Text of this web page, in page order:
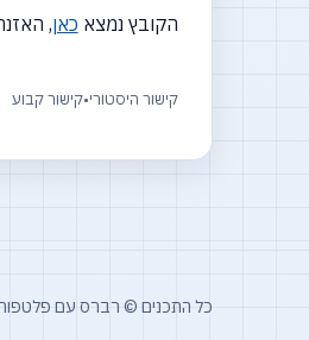
הקובץ נמצא כאן,
קישור היסטורי•קישור קבוע
כל התכנים © רברס עם